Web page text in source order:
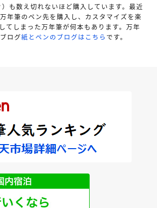
も数え切れないほど購入しています。最近
年筆のペン先を購入し、カスタマイズを楽
てしまった万年筆が何本もあります。万年
ログ紙とペンのブログはこちら です。